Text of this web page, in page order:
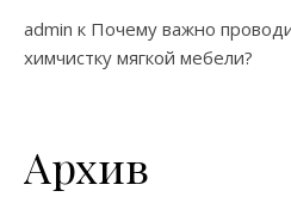
admin к Почему важно
химчистку мягкой мебели?
Архив